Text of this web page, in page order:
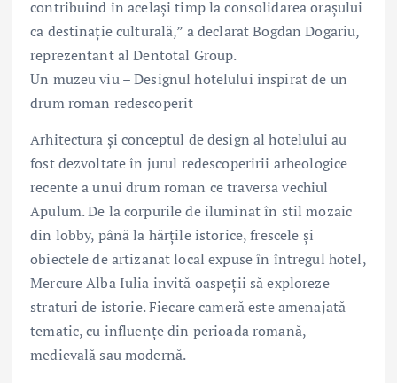
contribuind în același timp la consolidarea orașului
ca destinație culturală,” a declarat Bogdan Dogariu,
reprezentant al Dentotal Group.
Un muzeu viu – Designul hotelului inspirat de un
drum roman redescoperit
Arhitectura și conceptul de design al hotelului au
fost dezvoltate în jurul redescoperirii arheologice
recente a unui drum roman ce traversa vechiul
Apulum. De la corpurile de iluminat în stil mozaic
din lobby, până la hărțile istorice, frescele și
obiectele de artizanat local expuse în întregul hotel,
Mercure Alba Iulia invită oaspeții să exploreze
straturi de istorie. Fiecare cameră este amenajată
tematic, cu influențe din perioada romană,
medievală sau modernă.